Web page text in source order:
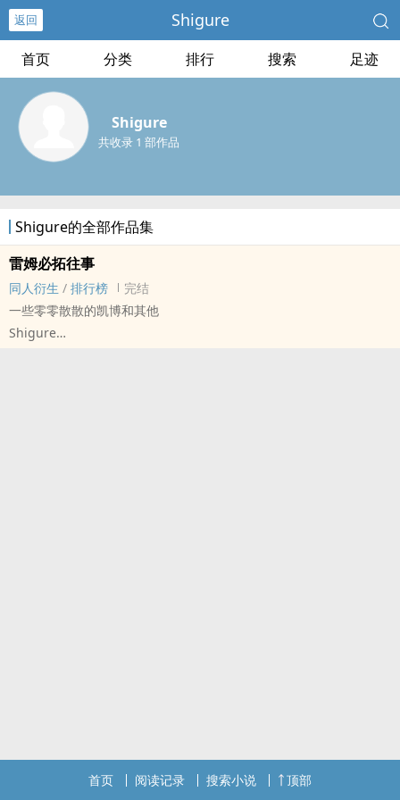
返回 Shigure
首页 分类 排行 搜索 足迹
Shigure
共收录 1 部作品
Shigure的全部作品集
雷姆必拓往事
同人衍生 / 排行榜
完结
一些零零散散的凯博和其他
Shigure
首页 阅读记录 搜索小说 顶部